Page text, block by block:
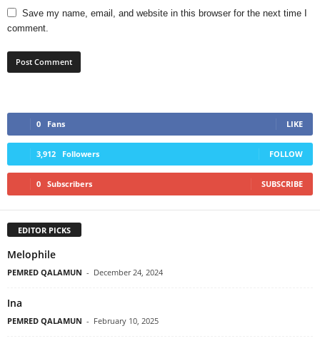
Save my name, email, and website in this browser for the next time I
comment.
0 Fans LIKE
3,912 Followers FOLLOW
0 Subscribers SUBSCRIBE
EDITOR PICKS
Melophile
PEMRED QALAMUN - December 24, 2024
Ina
PEMRED QALAMUN - February 10, 2025